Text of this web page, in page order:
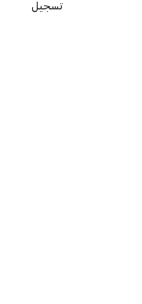
تسجيل